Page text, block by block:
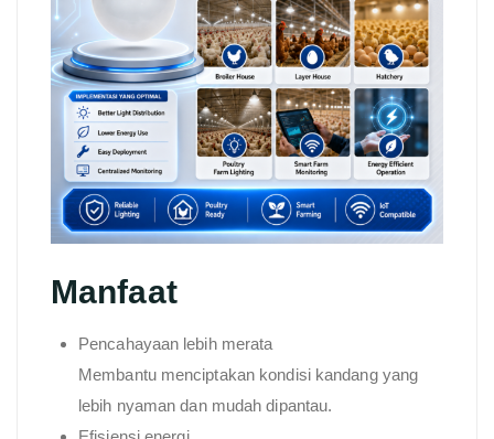
Manfaat
Pencahayaan lebih merata
Membantu menciptakan kondisi kandang yang
lebih nyaman dan mudah dipantau.